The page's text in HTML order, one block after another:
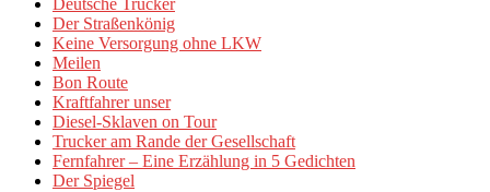
Deutsche Trucker
Der Straßenkönig
Keine Versorgung ohne LKW
Meilen
Bon Route
Kraftfahrer unser
Diesel-Sklaven on Tour
Trucker am Rande der Gesellschaft
Fernfahrer – Eine Erzählung in 5 Gedichten
Der Spiegel